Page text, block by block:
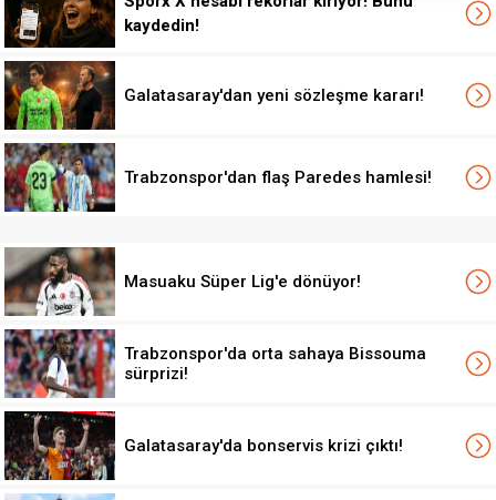
kaydedin!
Galatasaray'dan yeni sözleşme kararı!
Trabzonspor'dan flaş Paredes hamlesi!
Masuaku Süper Lig'e dönüyor!
Trabzonspor'da orta sahaya Bissouma
sürprizi!
Galatasaray'da bonservis krizi çıktı!